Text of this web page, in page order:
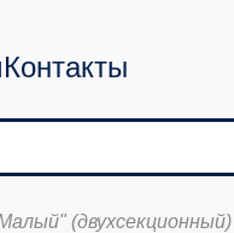
Контакты
(двухсекционный)